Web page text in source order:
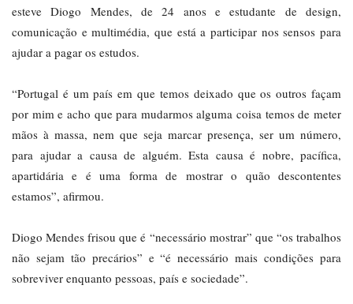
esteve Diogo Mendes, de 24 anos e estudante de design,
comunicação e multimédia, que está a participar nos sensos para
ajudar a pagar os estudos.
“Portugal é um país em que temos deixado que os outros façam
por mim e acho que para mudarmos alguma coisa temos de meter
mãos à massa, nem que seja marcar presença, ser um número,
para ajudar a causa de alguém. Esta causa é nobre, pacífica,
apartidária e é uma forma de mostrar o quão descontentes
estamos”, afirmou.
Diogo Mendes frisou que é “necessário mostrar” que “os trabalhos
não sejam tão precários” e “é necessário mais condições para
sobreviver enquanto pessoas, país e sociedade”.